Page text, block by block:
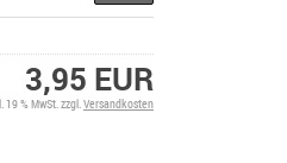
3,95 EUR
19 % MwSt. zzgl.Versandkosten